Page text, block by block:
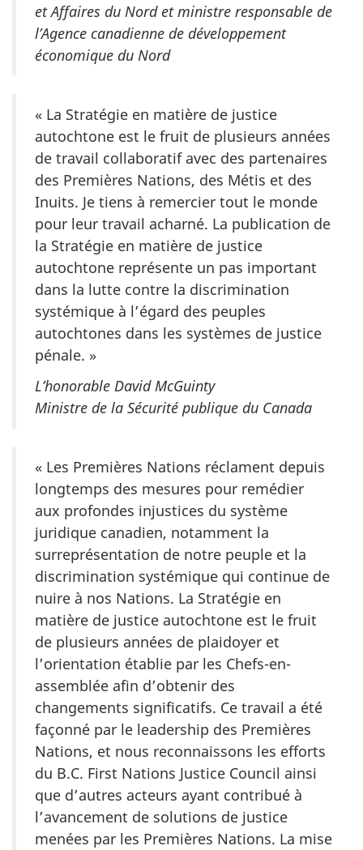
et Affaires du Nord et ministre responsable de
l’Agence canadienne de développement
économique du Nord
« La Stratégie en matière de justice
autochtone est le fruit de plusieurs années
de travail collaboratif avec des partenaires
des Premières Nations, des Métis et des
Inuits. Je tiens à remercier tout le monde
pour leur travail acharné. La publication de
la Stratégie en matière de justice
autochtone représente un pas important
dans la lutte contre la discrimination
systémique à l’égard des peuples
autochtones dans les systèmes de justice
pénale. »
L’honorable David McGuinty
Ministre de la Sécurité publique du Canada
« Les Premières Nations réclament depuis
longtemps des mesures pour remédier
aux profondes injustices du système
juridique canadien, notamment la
surreprésentation de notre peuple et la
discrimination systémique qui continue de
nuire à nos Nations. La Stratégie en
matière de justice autochtone est le fruit
de plusieurs années de plaidoyer et
l’orientation établie par les Chefs-en-
assemblée afin d’obtenir des
changements significatifs. Ce travail a été
façonné par le leadership des Premières
Nations, et nous reconnaissons les efforts
du B.C. First Nations Justice Council ainsi
que d’autres acteurs ayant contribué à
l’avancement de solutions de justice
menées par les Premières Nations. La mise